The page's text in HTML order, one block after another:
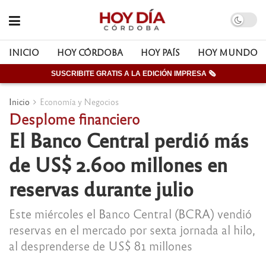
INICIO HOY CÓRDOBA HOY PAÍS HOY MUNDO
SUSCRIBITE GRATIS A LA EDICIÓN IMPRESA 🗞
Inicio Economía y Negocios
Desplome financiero
El Banco Central perdió más
de US$ 2.600 millones en
reservas durante julio
Este miércoles el Banco Central (BCRA) vendió
reservas en el mercado por sexta jornada al hilo,
al desprenderse de US$ 81 millones